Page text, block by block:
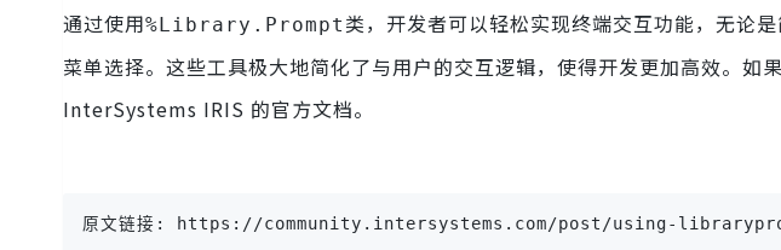
通过使用%Library.Prompt 类，开发者可以轻松实现终端交互功能，无论
菜单选择。这些工具极大地简化了与用户的交互逻辑，使得开发更加高效。如
InterSystems IRIS 的官方文档。
原文链接: https://community.intersystems.com/post/using-